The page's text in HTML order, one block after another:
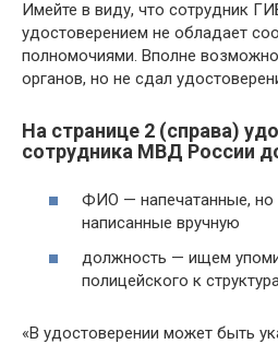
Имейте в виду, что сотрудник
удостоверением не обладает
полномочиями. Вполне
органов, но не сдал
На странице 2 (справа)
сотрудника МВД России
ФИО — напечатанные, но
написанные вручную
должность — ищем
полицейского к
«В удостоверении может быть